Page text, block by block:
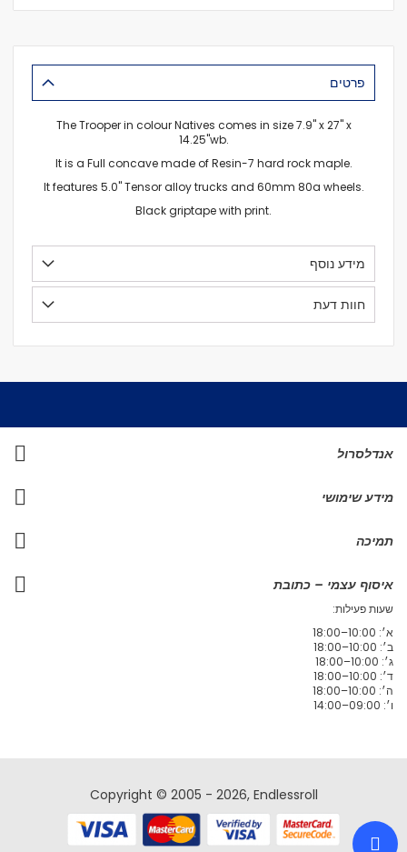
פרטים
The Trooper in colour Natives comes in size 7.9" x 27" x
14.25"wb.
It is a Full concave made of Resin-7 hard rock maple.
It features 5.0" Tensor alloy trucks and 60mm 80a wheels.
Black griptape with print.
מידע נוסף
חוות דעת
אנדלסרול
מידע שימושי
תמיכה
איסוף עצמי – כתובת
שעות פעילות:
א׳: 10:00–18:00
ב׳: 10:00–18:00
ג׳: 10:00–18:00
ד׳: 10:00–18:00
ה׳: 10:00–18:00
ו׳: 09:00–14:00
Copyright © 2005 - 2026, Endlessroll